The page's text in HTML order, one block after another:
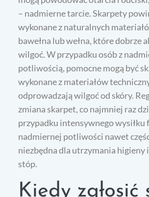
– nadmierne tarcie. Skarpety
wykonane z naturalnych
bawełna lub wełna, które dobrze
wilgoć. W przypadku osób z
potliwością, pomocne mogą być
wykonane z materiałów
odprowadzają wilgoć od skóry.
zmiana skarpet, co najmniej raz
przypadku intensywnego wysiłku
nadmiernej potliwości nawet
niezbędna dla utrzymania higieny
stóp.
Kiedy zgłosić